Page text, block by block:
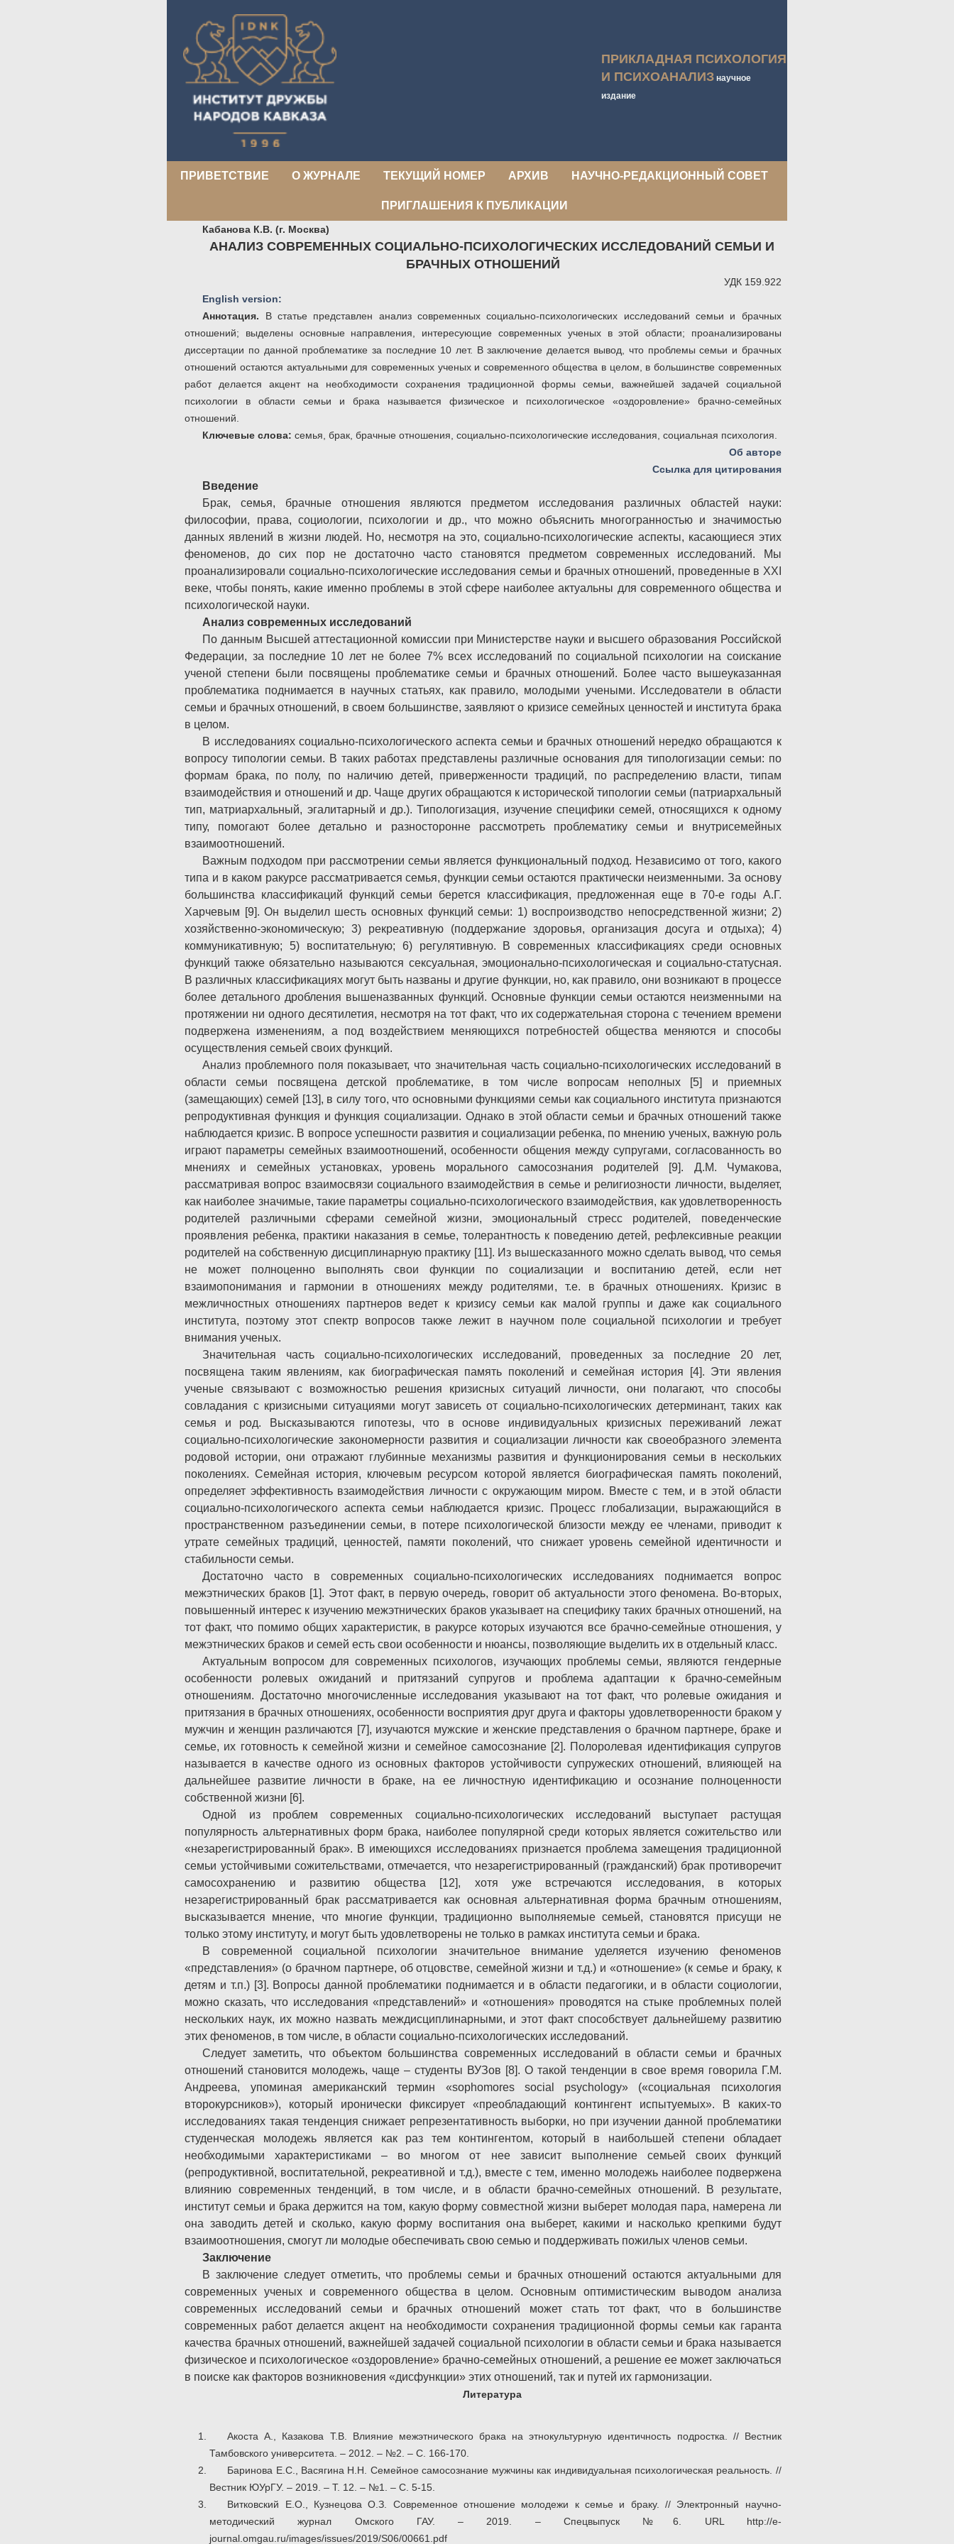
ПРИКЛАДНАЯ ПСИХОЛОГИЯ
И ПСИХОАНАЛИЗ научное
издание
ПРИВЕТСТВИЕ О ЖУРНАЛЕ ТЕКУЩИЙ НОМЕР АРХИВ НАУЧНО-РЕДАКЦИОННЫЙ СОВЕТ
ПРИГЛАШЕНИЯ К ПУБЛИКАЦИИ
Кабанова К.В. (г. Москва)
АНАЛИЗ СОВРЕМЕННЫХ СОЦИАЛЬНО-ПСИХОЛОГИЧЕСКИХ ИССЛЕДОВАНИЙ СЕМЬИ И
БРАЧНЫХ ОТНОШЕНИЙ
УДК 159.922
English version:
Аннотация. В статье представлен анализ современных социально-психологических исследований семьи и брачных
отношений; выделены основные направления, интересующие современных ученых в этой области; проанализированы
диссертации по данной проблематике за последние 10 лет. В заключение делается вывод, что проблемы семьи и брачных
отношений остаются актуальными для современных ученых и современного общества в целом, в большинстве современных
работ делается акцент на необходимости сохранения традиционной формы семьи, важнейшей задачей социальной
психологии в области семьи и брака называется физическое и психологическое «оздоровление» брачно-семейных
отношений.
Ключевые слова:семья, брак, брачные отношения, социально-психологические исследования, социальная психология.
Об авторе
Ссылка для цитирования
Введение
Брак, семья, брачные отношения являются предметом исследования различных областей науки:
философии, права, социологии, психологии и др., что можно объяснить многогранностью и значимостью
данных явлений в жизни людей. Но, несмотря на это, социально-психологические аспекты, касающиеся этих
феноменов, до сих пор не достаточно часто становятся предметом современных исследований. Мы
проанализировали социально-психологические исследования семьи и брачных отношений, проведенные в XXI
веке, чтобы понять, какие именно проблемы в этой сфере наиболее актуальны для современного общества и
психологической науки.
Анализ современных исследований
По данным Высшей аттестационной комиссии при Министерстве науки и высшего образования Российской
Федерации, за последние 10 лет не более 7% всех исследований по социальной психологии на соискание
ученой степени были посвящены проблематике семьи и брачных отношений. Более часто вышеуказанная
проблематика поднимается в научных статьях, как правило, молодыми учеными. Исследователи в области
семьи и брачных отношений, в своем большинстве, заявляют о кризисе семейных ценностей и института брака
в целом.
В исследованиях социально-психологического аспекта семьи и брачных отношений нередко обращаются к
вопросу типологии семьи. В таких работах представлены различные основания для типологизации семьи: по
формам брака, по полу, по наличию детей, приверженности традиций, по распределению власти, типам
взаимодействия и отношений и др. Чаще других обращаются к исторической типологии семьи (патриархальный
тип, матриархальный, эгалитарный и др.). Типологизация, изучение специфики семей, относящихся к одному
типу, помогают более детально и разносторонне рассмотреть проблематику семьи и внутрисемейных
взаимоотношений.
Важным подходом при рассмотрении семьи является функциональный подход. Независимо от того, какого
типа и в каком ракурсе рассматривается семья, функции семьи остаются практически неизменными. За основу
большинства классификаций функций семьи берется классификация, предложенная еще в 70-е годы А.Г.
Харчевым [9]. Он выделил шесть основных функций семьи: 1) воспроизводство непосредственной жизни; 2)
хозяйственно-экономическую; 3) рекреативную (поддержание здоровья, организация досуга и отдыха); 4)
коммуникативную; 5) воспитательную; 6) регулятивную. В современных классификациях среди основных
функций также обязательно называются сексуальная, эмоционально-психологическая и социально-статусная.
В различных классификациях могут быть названы и другие функции, но, как правило, они возникают в процессе
более детального дробления вышеназванных функций. Основные функции семьи остаются неизменными на
протяжении ни одного десятилетия, несмотря на тот факт, что их содержательная сторона с течением времени
подвержена изменениям, а под воздействием меняющихся потребностей общества меняются и способы
осуществления семьей своих функций.
Анализ проблемного поля показывает, что значительная часть социально-психологических исследований в
области семьи посвящена детской проблематике, в том числе вопросам неполных [5] и приемных
(замещающих) семей [13], в силу того, что основными функциями семьи как социального института признаются
репродуктивная функция и функция социализации. Однако в этой области семьи и брачных отношений также
наблюдается кризис. В вопросе успешности развития и социализации ребенка, по мнению ученых, важную роль
играют параметры семейных взаимоотношений, особенности общения между супругами, согласованность во
мнениях и семейных установках, уровень морального самосознания родителей [9]. Д.М. Чумакова,
рассматривая вопрос взаимосвязи социального взаимодействия в семье и религиозности личности, выделяет,
как наиболее значимые, такие параметры социально-психологического взаимодействия, как удовлетворенность
родителей различными сферами семейной жизни, эмоциональный стресс родителей, поведенческие
проявления ребенка, практики наказания в семье, толерантность к поведению детей, рефлексивные реакции
родителей на собственную дисциплинарную практику [11]. Из вышесказанного можно сделать вывод, что семья
не может полноценно выполнять свои функции по социализации и воспитанию детей, если нет
взаимопонимания и гармонии в отношениях между родителями, т.е. в брачных отношениях. Кризис в
межличностных отношениях партнеров ведет к кризису семьи как малой группы и даже как социального
института, поэтому этот спектр вопросов также лежит в научном поле социальной психологии и требует
внимания ученых.
Значительная часть социально-психологических исследований, проведенных за последние 20 лет,
посвящена таким явлениям, как биографическая память поколений и семейная история [4]. Эти явления
ученые связывают с возможностью решения кризисных ситуаций личности, они полагают, что способы
совладания с кризисными ситуациями могут зависеть от социально-психологических детерминант, таких как
семья и род. Высказываются гипотезы, что в основе индивидуальных кризисных переживаний лежат
социально-психологические закономерности развития и социализации личности как своеобразного элемента
родовой истории, они отражают глубинные механизмы развития и функционирования семьи в нескольких
поколениях. Семейная история, ключевым ресурсом которой является биографическая память поколений,
определяет эффективность взаимодействия личности с окружающим миром. Вместе с тем, и в этой области
социально-психологического аспекта семьи наблюдается кризис. Процесс глобализации, выражающийся в
пространственном разъединении семьи, в потере психологической близости между ее членами, приводит к
утрате семейных традиций, ценностей, памяти поколений, что снижает уровень семейной идентичности и
стабильности семьи.
Достаточно часто в современных социально-психологических исследованиях поднимается вопрос
межэтнических браков [1]. Этот факт, в первую очередь, говорит об актуальности этого феномена. Во-вторых,
повышенный интерес к изучению межэтнических браков указывает на специфику таких брачных отношений, на
тот факт, что помимо общих характеристик, в ракурсе которых изучаются все брачно-семейные отношения, у
межэтнических браков и семей есть свои особенности и нюансы, позволяющие выделить их в отдельный класс.
Актуальным вопросом для современных психологов, изучающих проблемы семьи, являются гендерные
особенности ролевых ожиданий и притязаний супругов и проблема адаптации к брачно-семейным
отношениям. Достаточно многочисленные исследования указывают на тот факт, что ролевые ожидания и
притязания в брачных отношениях, особенности восприятия друг друга и факторы удовлетворенности браком у
мужчин и женщин различаются [7], изучаются мужские и женские представления о брачном партнере, браке и
семье, их готовность к семейной жизни и семейное самосознание [2]. Полоролевая идентификация супругов
называется в качестве одного из основных факторов устойчивости супружеских отношений, влияющей на
дальнейшее развитие личности в браке, на ее личностную идентификацию и осознание полноценности
собственной жизни [6].
Одной из проблем современных социально-психологических исследований выступает растущая
популярность альтернативных форм брака, наиболее популярной среди которых является сожительство или
«незарегистрированный брак». В имеющихся исследованиях признается проблема замещения традиционной
семьи устойчивыми сожительствами, отмечается, что незарегистрированный (гражданский) брак противоречит
самосохранению и развитию общества [12], хотя уже встречаются исследования, в которых
незарегистрированный брак рассматривается как основная альтернативная форма брачным отношениям,
высказывается мнение, что многие функции, традиционно выполняемые семьей, становятся присущи не
только этому институту, и могут быть удовлетворены не только в рамках института семьи и брака.
В современной социальной психологии значительное внимание уделяется изучению феноменов
«представления» (о брачном партнере, об отцовстве, семейной жизни и т.д.) и «отношение» (к семье и браку, к
детям и т.п.) [3]. Вопросы данной проблематики поднимается и в области педагогики, и в области социологии,
можно сказать, что исследования «представлений» и «отношения» проводятся на стыке проблемных полей
нескольких наук, их можно назвать междисциплинарными, и этот факт способствует дальнейшему развитию
этих феноменов, в том числе, в области социально-психологических исследований.
Следует заметить, что объектом большинства современных исследований в области семьи и брачных
отношений становится молодежь, чаще – студенты ВУЗов [8]. О такой тенденции в свое время говорила Г.М.
Андреева, упоминая американский термин «sophomores social psychology» («социальная психология
второкурсников»), который иронически фиксирует «преобладающий контингент испытуемых». В каких-то
исследованиях такая тенденция снижает репрезентативность выборки, но при изучении данной проблематики
студенческая молодежь является как раз тем контингентом, который в наибольшей степени обладает
необходимыми характеристиками – во многом от нее зависит выполнение семьей своих функций
(репродуктивной, воспитательной, рекреативной и т.д.), вместе с тем, именно молодежь наиболее подвержена
влиянию современных тенденций, в том числе, и в области брачно-семейных отношений. В результате,
институт семьи и брака держится на том, какую форму совместной жизни выберет молодая пара, намерена ли
она заводить детей и сколько, какую форму воспитания она выберет, какими и насколько крепкими будут
взаимоотношения, смогут ли молодые обеспечивать свою семью и поддерживать пожилых членов семьи.
Заключение
В заключение следует отметить, что проблемы семьи и брачных отношений остаются актуальными для
современных ученых и современного общества в целом. Основным оптимистическим выводом анализа
современных исследований семьи и брачных отношений может стать тот факт, что в большинстве
современных работ делается акцент на необходимости сохранения традиционной формы семьи как гаранта
качества брачных отношений, важнейшей задачей социальной психологии в области семьи и брака называется
физическое и психологическое «оздоровление» брачно-семейных отношений, а решение ее может заключаться
в поиске как факторов возникновения «дисфункции» этих отношений, так и путей их гармонизации.
Литература
Акоста А., Казакова Т.В. Влияние межэтнического брака на этнокультурную идентичность подростка. // Вестник
Тамбовского университета. – 2012. – №2. – С. 166-170.
Баринова Е.С., Васягина Н.Н. Семейное самосознание мужчины как индивидуальная психологическая реальность. //
Вестник ЮУрГУ. – 2019. – Т. 12. – №1. – С. 5-15.
Витковский Е.О., Кузнецова О.З. Современное отношение молодежи к семье и браку. // Электронный научно-
методический журнал Омского ГАУ. – 2019. – Спецвыпуск №6. URL http://e-
journal.omgau.ru/images/issues/2019/S06/00661.pdf